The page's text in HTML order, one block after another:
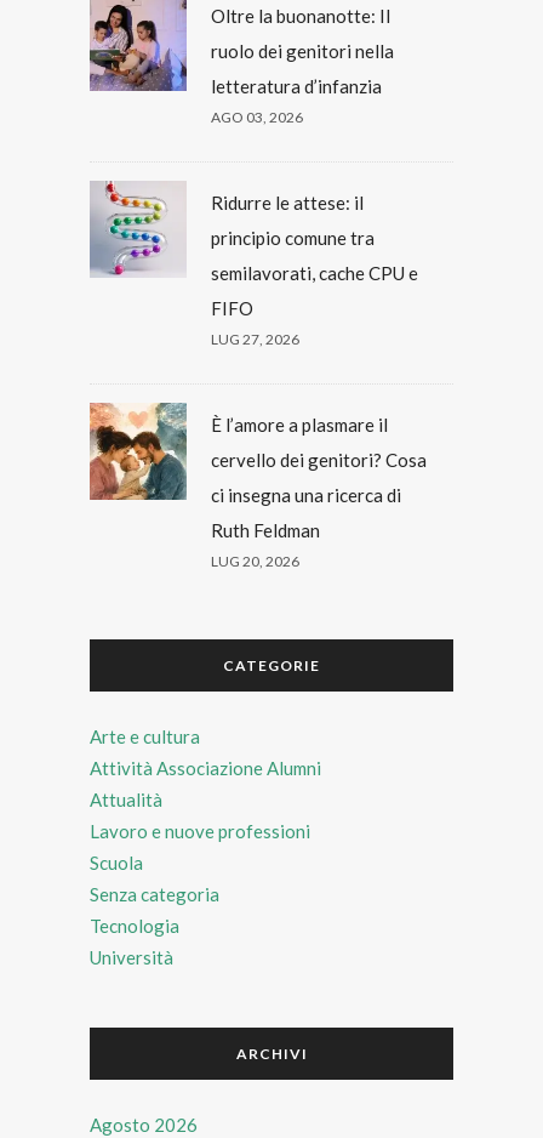
Oltre la buonanotte: Il
ruolo dei genitori nella
letteratura d’infanzia
AGO 03, 2026
Ridurre le attese: il
principio comune tra
semilavorati, cache CPU e
FIFO
LUG 27, 2026
È l’amore a plasmare il
cervello dei genitori? Cosa
ci insegna una ricerca di
Ruth Feldman
LUG 20, 2026
CATEGORIE
Arte e cultura
Attività Associazione Alumni
Attualità
Lavoro e nuove professioni
Scuola
Senza categoria
Tecnologia
Università
ARCHIVI
Agosto 2026